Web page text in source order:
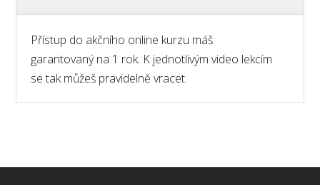
Přístup do akčního online kurzu máš
garantovaný na 1 rok. K jednotlivým video lekcím
se tak můžeš pravidelně vracet.